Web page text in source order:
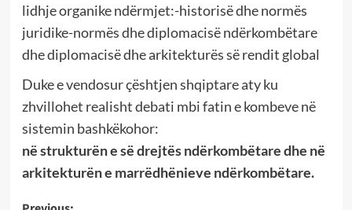
lidhje organike ndërmjet:-historisë dhe normës
juridike-normës dhe diplomacisë ndërkombëtare
dhe diplomacisë dhe arkitekturës së rendit global
Duke e vendosur çështjen shqiptare aty ku
zhvillohet realisht debati mbi fatin e kombeve në
sistemin bashkëkohor:
në strukturën e së drejtës ndërkombëtare dhe në
arkitekturën e marrëdhënieve ndërkombëtare.